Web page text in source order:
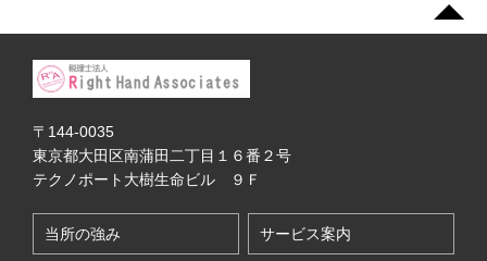
〒144-0035
東京都大田区南蒲田二丁目１６番２号
テクノポート大樹生命ビル ９Ｆ
当所の強み サービス案内